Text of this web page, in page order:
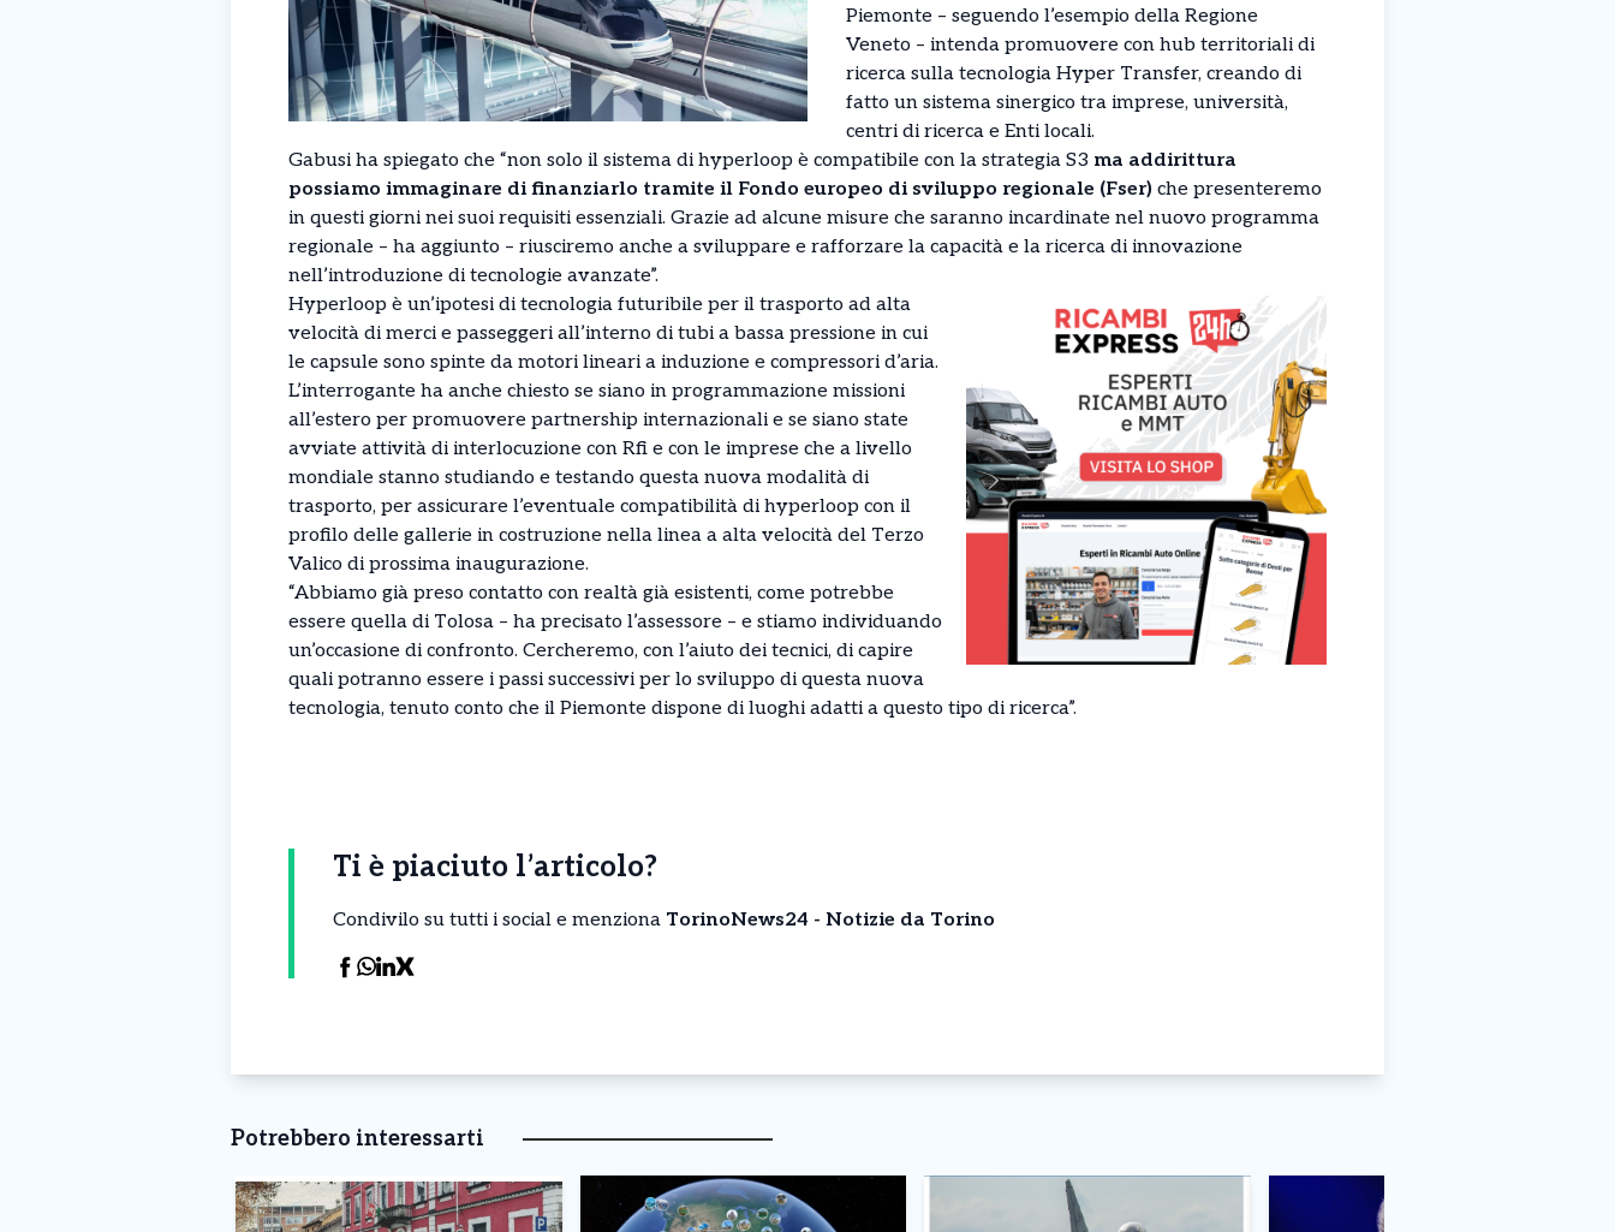
Piemonte – seguendo l’esempio della Regione
Veneto – intenda promuovere con hub territoriali di
ricerca sulla tecnologia Hyper Transfer, creando di
fatto un sistema sinergico tra imprese, università,
centri di ricerca e Enti locali.
Gabusi ha spiegato che “non solo il sistema di hyperloop è compatibile con la strategia S3 ma addirittura
possiamo immaginare di finanziarlo tramite il Fondo europeo di sviluppo regionale (Fser) che presenteremo
in questi giorni nei suoi requisiti essenziali. Grazie ad alcune misure che saranno incardinate nel nuovo programma
regionale – ha aggiunto – riusciremo anche a sviluppare e rafforzare la capacità e la ricerca di innovazione
nell’introduzione di tecnologie avanzate”.
Hyperloop è un’ipotesi di tecnologia futuribile per il trasporto ad alta
velocità di merci e passeggeri all’interno di tubi a bassa pressione in cui
le capsule sono spinte da motori lineari a induzione e compressori d’aria.
L’interrogante ha anche chiesto se siano in programmazione missioni
all’estero per promuovere partnership internazionali e se siano state
avviate attività di interlocuzione con Rfi e con le imprese che a livello
mondiale stanno studiando e testando questa nuova modalità di
trasporto, per assicurare l’eventuale compatibilità di hyperloop con il
profilo delle gallerie in costruzione nella linea a alta velocità del Terzo
Valico di prossima inaugurazione.
“Abbiamo già preso contatto con realtà già esistenti, come potrebbe
essere quella di Tolosa – ha precisato l’assessore – e stiamo individuando
un’occasione di confronto. Cercheremo, con l’aiuto dei tecnici, di capire
quali potranno essere i passi successivi per lo sviluppo di questa nuova
tecnologia, tenuto conto che il Piemonte dispone di luoghi adatti a questo tipo di ricerca”.
Ti è piaciuto l’articolo?
Condivilo su tutti i social e menziona TorinoNews24 - Notizie da Torino
Potrebbero interessarti